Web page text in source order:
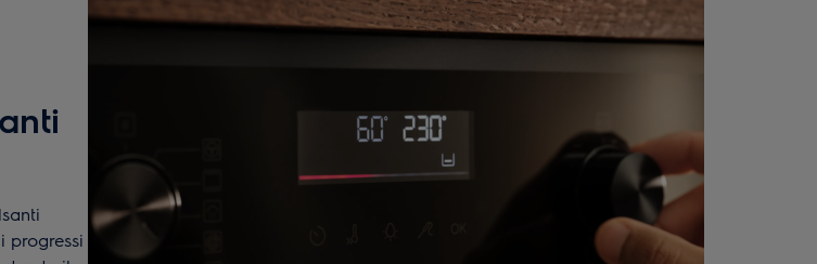
progressi